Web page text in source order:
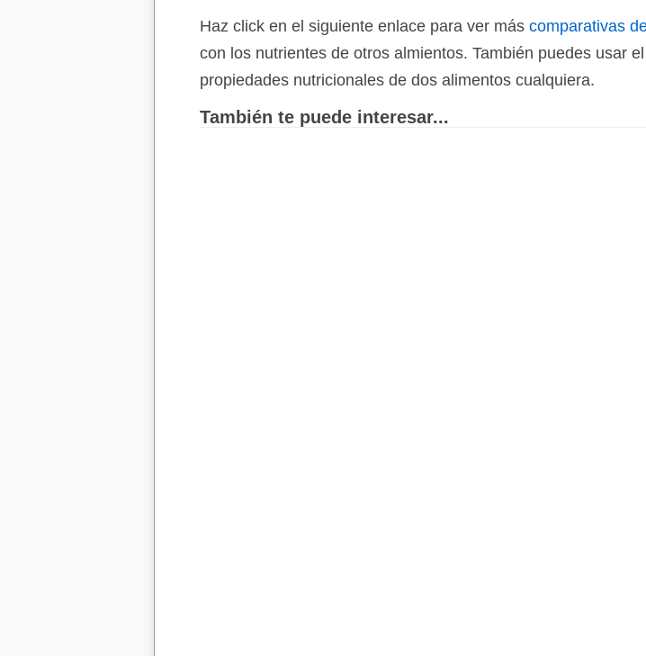
Haz click en el siguiente enlace para ver más comparativas
con los nutrientes de otros almientos. También puedes usar el
propiedades nutricionales de dos alimentos cualquiera.
También te puede interesar...